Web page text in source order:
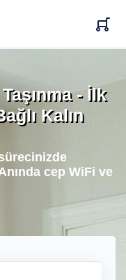
- İlk
Kalın
cep WiFi ve